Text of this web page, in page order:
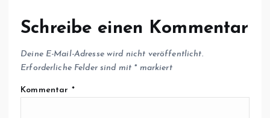
Schreibe einen Kommentar
Deine E-Mail-Adresse wird nicht veröffentlicht.
Erforderliche Felder sind mit *markiert
Kommentar *